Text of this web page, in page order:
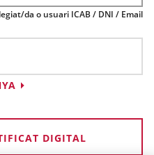
da o usuari ICAB / DNI / Email
DIGITAL